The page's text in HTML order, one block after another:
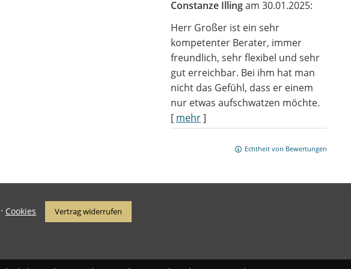
Constanze Illingam 30.01.2025:
Herr Großer ist ein sehr
kompetenter Berater, immer
freundlich, sehr flexibel und sehr
gut erreichbar. Bei ihm hat man
nicht das Gefühl, dass er einem
nur etwas aufschwatzen möchte.
[ mehr]
Echtheit von Bewertungen
· Cookies Vertrag widerrufen